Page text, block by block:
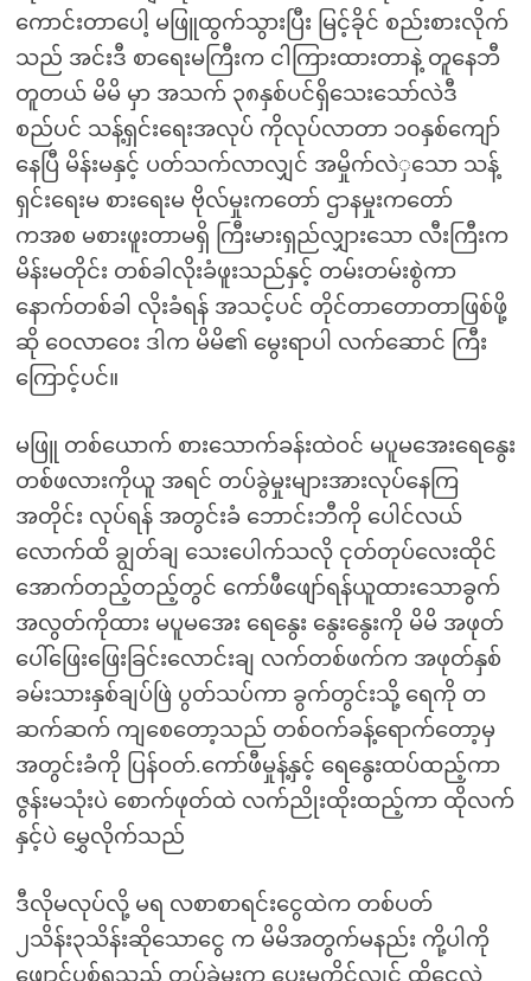
ကောင်းတာပေါ့ မဖြူထွက်သွားပြီး မြင့်ခိုင် စည်းစားလိုက်
သည် အင်းဒီ စာရေးမကြီးက ငါကြားထားတာနဲ့ တူနေဘီ
တူတယ် မိမိ မှာ အသက် ၃၈နှစ်ပင်ရှိသေးသော်လဲဒီ
စည်ပင် သန့်ရှင်းရေးအလုပ် ကိုလုပ်လာတာ ၁၀နှစ်ကျော်
နေပြီ မိန်းမနှင့် ပတ်သက်လာလျှင် အမှိုက်လဲှသော သန့်
ရှင်းရေးမ စားရေးမ ဗိုလ်မှုးကတော် ဌာနမှုးကတော်
ကအစ မစားဖူးတာမရှိ ကြီးမားရှည်လျှားသော လီးကြီးက
မိန်းမတိုင်း တစ်ခါလိုးခံဖူးသည်နှင့် တမ်းတမ်းစွဲကာ
နောက်တစ်ခါ လိုးခံရန် အသင့်ပင် တိုင်တာတောတာဖြစ်ဖို့
ဆို ဝေလာဝေး ဒါက မိမိ၏ မွေးရာပါ လက်ဆောင် ကြီး
ကြောင့်ပင်။
မဖြူ တစ်ယောက် စားသောက်ခန်းထဲဝင် မပူမအေးရေနွေး
တစ်ဖလားကိုယူ အရင် တပ်ခွဲမှုးများအားလုပ်နေကြ
အတိုင်း လုပ်ရန် အတွင်းခံ ဘောင်းဘီကို ပေါင်လယ်
လောက်ထိ ချွတ်ချ သေးပေါက်သလို ငုတ်တုပ်လေးထိုင်
အောက်တည့်တည့်တွင် ကော်ဖီဖျော်ရန်ယူထားသောခွက်
အလွတ်ကိုထား မပူမအေး ရေနွေး နွေးနွေးကို မိမိ အဖုတ်
ပေါ်ဖြေးဖြေးခြင်းလောင်းချ လက်တစ်ဖက်က အဖုတ်နှစ်
ခမ်းသားနှစ်ချပ်ဖြဲ ပွတ်သပ်ကာ ခွက်တွင်းသို့ ရေကို တ
ဆက်ဆက် ကျစေတော့သည် တစ်ဝက်ခန့်ရောက်တော့မှ
အတွင်းခံကို ပြန်ဝတ်.ကော်ဖီမှုန့်နှင့် ရေနွေးထပ်ထည့်ကာ
ဇွန်းမသုံးပဲ စောက်ဖုတ်ထဲ လက်ညိုးထိုးထည့်ကာ ထိုလက်
နှင့်ပဲ မွှေလိုက်သည်
ဒီလိုမလုပ်လို့ မရ လစာစာရင်းငွေထဲက တစ်ပတ်
၂သိန်း၃သိန်းဆိုသောငွေ က မိမိအတွက်မနည်း ကို့ပါကို
ဖျောင်ပစ်ရသည် တပ်ခွဲမှုးက ပေးမကိုင်လျှင် ထိုငွေလဲ